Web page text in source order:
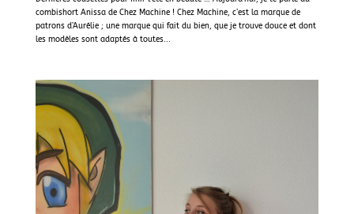
combishort Anissa de Chez Machine ! Chez Machine, c’est la marque de
patrons d’Aurélie ; une marque qui fait du bien, que je trouve douce et dont
les modèles sont adaptés à toutes...